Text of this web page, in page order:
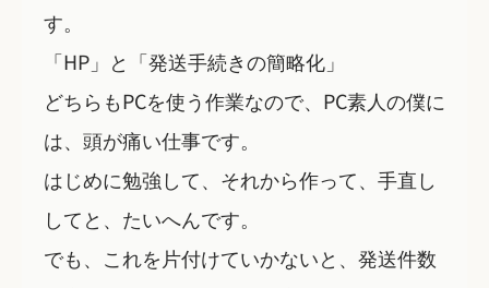
す。
「HP」と「発送手続きの簡略化」
どちらもPCを使う作業なので、PC素人の僕に
は、頭が痛い仕事です。
はじめに勉強して、それから作って、手直し
してと、たいへんです。
でも、これを片付けていかないと、発送件数